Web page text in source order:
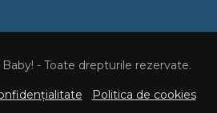
- Toate drepturile rezervate.
Politica de cookies